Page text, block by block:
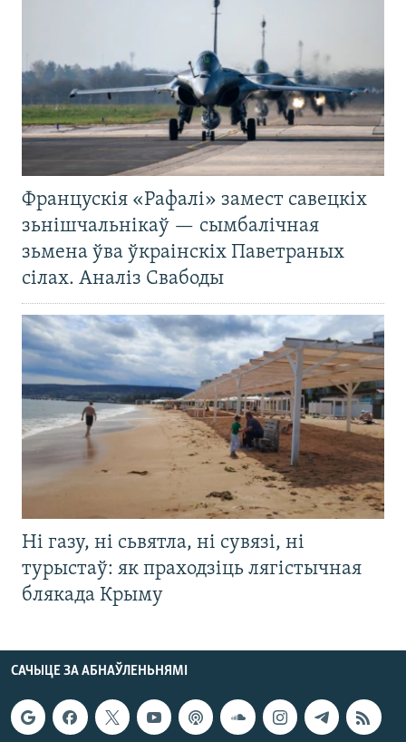
Францускія «Рафалі» замест савецкіх
зьнішчальнікаў — сымбалічная
зьмена ўва ўкраінскіх Паветраных
сілах. Аналіз Свабоды
Ні газу, ні сьвятла, ні сувязі, ні
турыстаў: як праходзіць лягістычная
блякада Крыму
САЧЫЦЕ ЗА АБНАЎЛЕНЬНЯМІ